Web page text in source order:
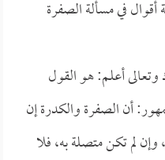
في مسألة الصفرة
أعلم: هو القول
أن الصفرة والكدرة إن
لم تكن متصلة به، فلا